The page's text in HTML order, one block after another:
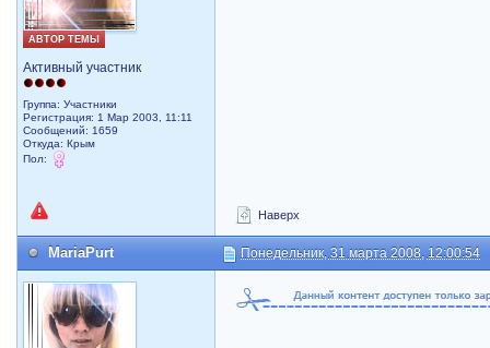
АВТОР ТЕМЫ
Активный участник
Группа: Участники
Регистрация: 1 Мар 2003, 11:11
Сообщений: 1659
Откуда: Крым
Пол:
Наверх
MariaPurt Понедельник, 31 марта 2008, 12:00:54